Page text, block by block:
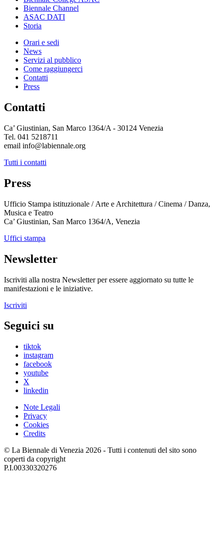
Biennale Channel
ASAC DATI
Storia
Orari e sedi
News
Servizi al pubblico
Come raggiungerci
Contatti
Press
Contatti
Ca’ Giustinian, San Marco 1364/A - 30124 Venezia
Tel. 041 5218711
email info@labiennale.org
Tutti i contatti
Press
Ufficio Stampa istituzionale / Arte e Architettura / Cinema / Danza,
Musica e Teatro
Ca’ Giustinian, San Marco 1364/A, Venezia
Uffici stampa
Newsletter
Iscriviti alla nostra Newsletter per essere aggiornato su tutte le
manifestazioni e le iniziative.
Iscriviti
Seguici su
tiktok
instagram
facebook
youtube
X
linkedin
Note Legali
Privacy
Cookies
Credits
© La Biennale di Venezia 2026 - Tutti i contenuti del sito sono
coperti da copyright
P.I.00330320276